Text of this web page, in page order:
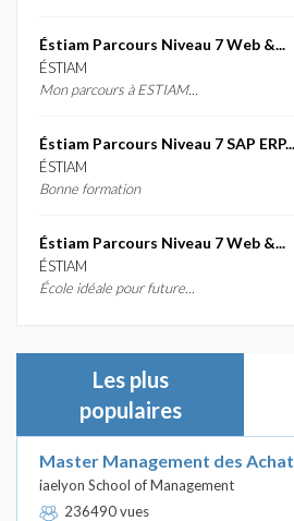
Éstiam Parcours Niveau 7 Web &...
ÉSTIAM
Mon parcours à ESTIAM...
Éstiam Parcours Niveau 7 SAP ERP...
ÉSTIAM
Bonne formation
Éstiam Parcours Niveau 7 Web &...
ÉSTIAM
École idéale pour future...
Les plus
populaires
Master Management des
iaelyon School of Management
236490 vues